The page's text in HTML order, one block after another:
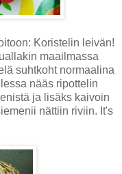
Koristelin leivän!
maailmassa
suhtkoht normaalina
nääs ripottelin
ja lisäks kaivoin
nättiin riviin. It's